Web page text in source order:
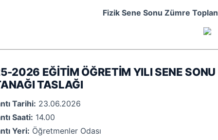
Fizik Sene Sonu Zümre
2026 EĞİTİM ÖĞRETİM YILI SENE
TASLAĞI
Tarihi: 23.06.2026
Saati: 14.00
Yeri: Öğretmenler Odası